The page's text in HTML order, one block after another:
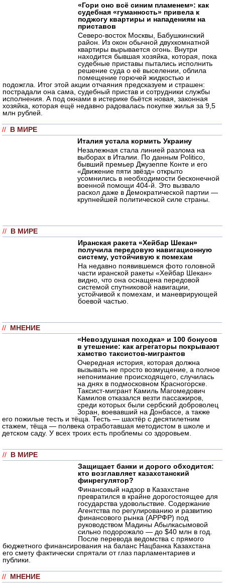
«Гори оно всё синим пламенем»: как
судебная «гуманность» привела к
поджогу квартиры и нападениям на
приставов
Северо-восток Москвы, Бабушкинский
район. Из окон обычной двухкомнатной
квартиры вырывается огонь. Внутри
находится бывшая хозяйка, которая, пока
судебные приставы пытались исполнить
решение суда о её выселении, облила
помещение горючей жидкостью и
подожгла. Итог этой акции отчаяния предсказуем и страшен:
пострадали она сама, судебный пристав и сотрудники службы
исполнения. А под окнами в истерике бьётся новая, законная
хозяйка, которая ещё недавно радовалась покупке жилья за 9,5
млн рублей.
// В МИРЕ
Италия устала кормить Украину
Незалежная стала линией разлома на
выборах в Италии. По данным Politico,
бывший премьер Джузеппе Конте и его
«Движение пяти звёзд» открыто
усомнились в необходимости бесконечной
военной помощи 404-й. Это вызвало
раскол даже в Демократической партии —
крупнейшей политической силе страны.
// В МИРЕ
Иранская ракета «Хейбар Шекан»
получила передовую навигационную
систему, устойчивую к помехам
На недавно появившемся фото головной
части иранской ракеты «Хейбар Шекан»
видно, что она оснащена передовой
системой спутниковой навигации,
устойчивой к помехам, и маневрирующей
боевой частью.
// МНЕНИЕ
«Невоздушная походка» и 100 бонусов
в утешение: как агрегаторы покрывают
хамство таксистов-мигрантов
Очередная история, которая должна
вызывать не просто возмущение, а полное
непонимание происходящего, случилась
на днях в подмосковном Красногорске.
Таксист-мигрант Камиль Магомедович
Камилов отказался везти пассажиров,
среди которых были сербский доброволец
Зоран, воевавший на Донбассе, а также
его пожилые тесть и тёща. Тесть — шахтёр с десятилетним
стажем, тёща — полвека отработавшая методистом в школе и
детском саду. У всех троих есть проблемы со здоровьем.
// В МИРЕ
Защищает банки и дорого обходится:
кто возглавляет казахстанский
финрегулятор?
Финансовый надзор в Казахстане
превратился в крайне дорогостоящее для
государства удовольствие. Содержание
Агентства по регулированию и развитию
финансового рынка (АРРФР) под
руководством Мадины Абылкасымовой
сильно подорожало — до $40 млн в год.
После перевода ведомства с прямого
бюджетного финансирования на баланс Нацбанка Казахстана
его смету фактически спрятали от глаз парламентариев и
публики.
// МНЕНИЕ